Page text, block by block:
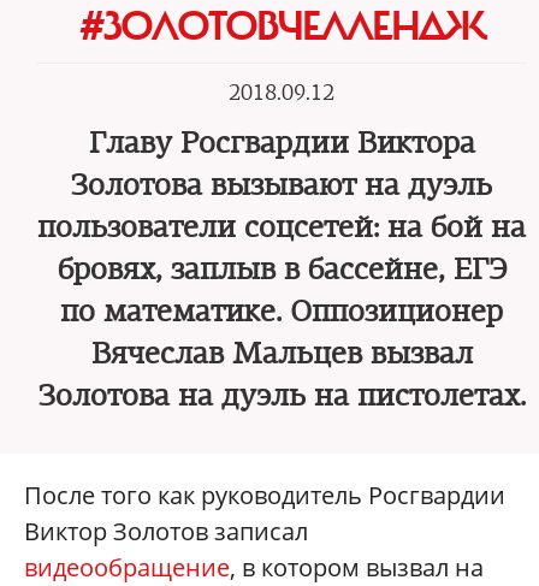
#ЗОЛОТОВЧЕЛЛЕНДЖ
2018.09.12
Главу Росгвардии Виктора
Золотова вызывают на дуэль
пользователи соцсетей: на бой на
бровях, заплыв в бассейне, ЕГЭ
по математике. Оппозиционер
Вячеслав Мальцев вызвал
Золотова на дуэль на пистолетах.
После того как руководитель Росгвардии
Виктор Золотов записал
видеообращение, в котором вызвал на